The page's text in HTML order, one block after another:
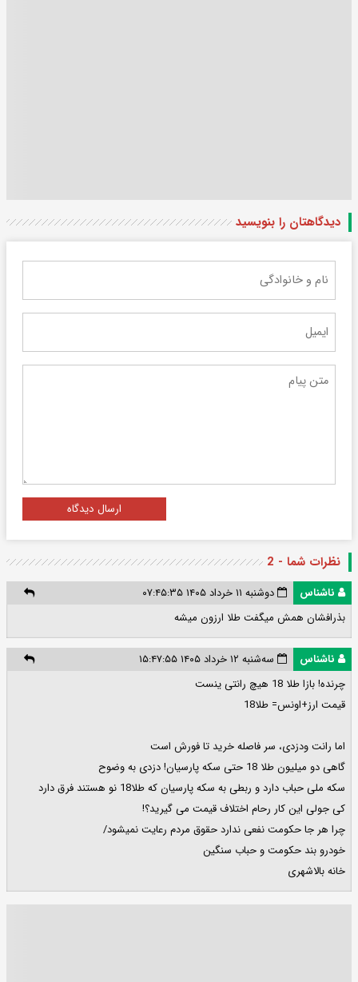
دیدگاهتان را بنویسید
ارسال دیدگاه
نظرات شما - 2
ناشناس
دوشنبه ۱۱ خرداد ۱۴۰۵ ۰۷:۴۵:۳۵
بذرافشان همش میگفت طلا ارزون میشه
ناشناس
سه‌شنبه ۱۲ خرداد ۱۴۰۵ ۱۵:۴۷:۵۵
چرنده! بازا طلا 18 هیچ رانتی ینست
قیمت ارز+اونس= طلا18
اما رانت ودزدی، سر فاصله خرید تا فورش است
گاهی دو میلیون طلا 18 حتی سکه پارسیان! دزدی به وضوح
سکه ملی حباب دارد و ربطی به سکه پارسیان که طلا18 نو هستند فرق دارد
کی جولی این کار رحام اختلاف قیمت می گیرید؟!
چرا هر جا حکومت نفعی ندارد حقوق مردم رعایت نمیشود/
خودرو بند حکومت و حباب سنگین
خانه بالاشهری